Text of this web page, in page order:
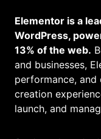
Elementor is a
WordPress,
13% of the web.
and businesses,
performance, and
creation
launch, and